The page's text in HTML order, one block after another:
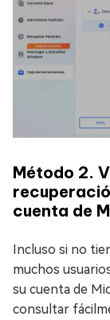
Método 2.
cuenta de
Incluso si no
muchos
su cuenta de
consultar